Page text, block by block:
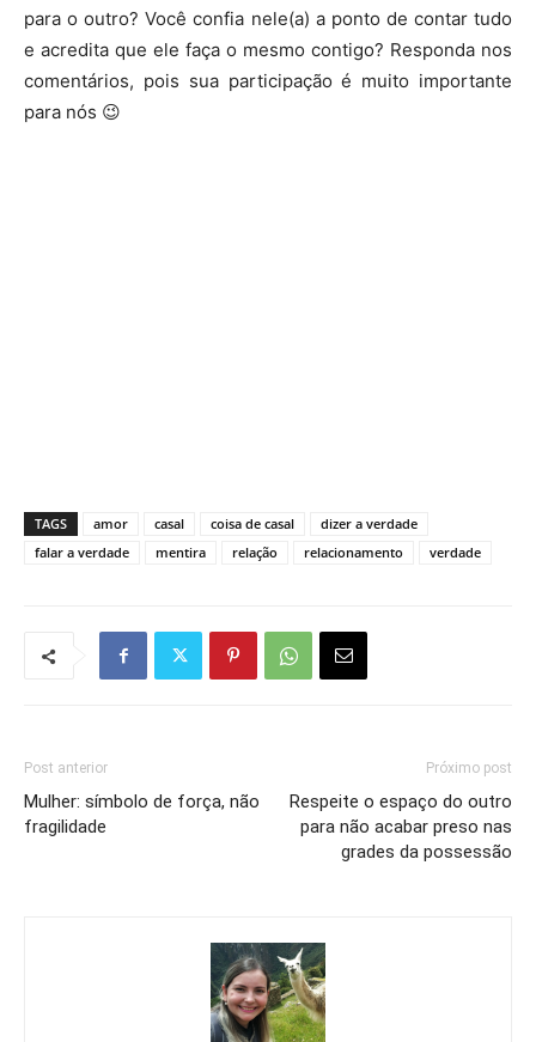
para o outro? Você confia nele(a) a ponto de contar tudo
e acredita que ele faça o mesmo contigo? Responda nos
comentários, pois sua participação é muito importante
para nós 😉
TAGS amor casal coisa de casal
dizer a verdade
falar a verdade
mentira relação relacionamento verdade
Post anterior
Mulher: símbolo de força, não
fragilidade
Próximo post
Respeite o espaço do outro
para não acabar preso nas
grades da possessão